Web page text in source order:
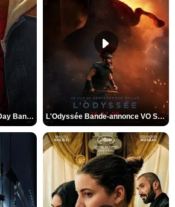
Spider-Man: Brand New Day Bande-annonce VO STFR L'Odyssée Bande-annonce VO STFR